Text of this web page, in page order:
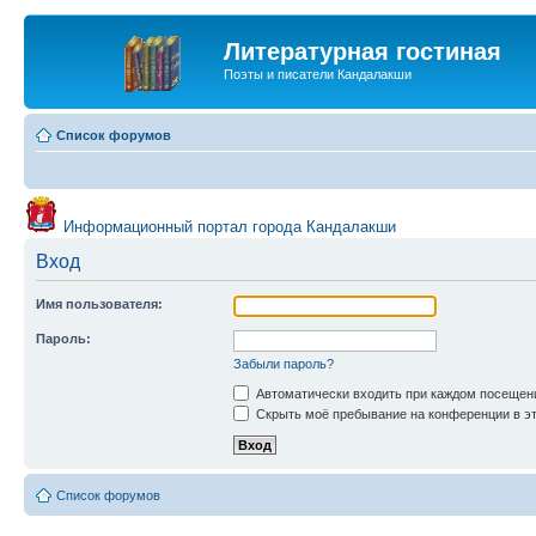
Литературная гостиная
Поэты и писатели Кандалакши
Список форумов
Информационный портал города Кандалакши
Вход
Имя пользователя:
Пароль:
Забыли пароль?
Автоматически входить при каждом
Скрыть моё пребывание на конференции в
Список форумов